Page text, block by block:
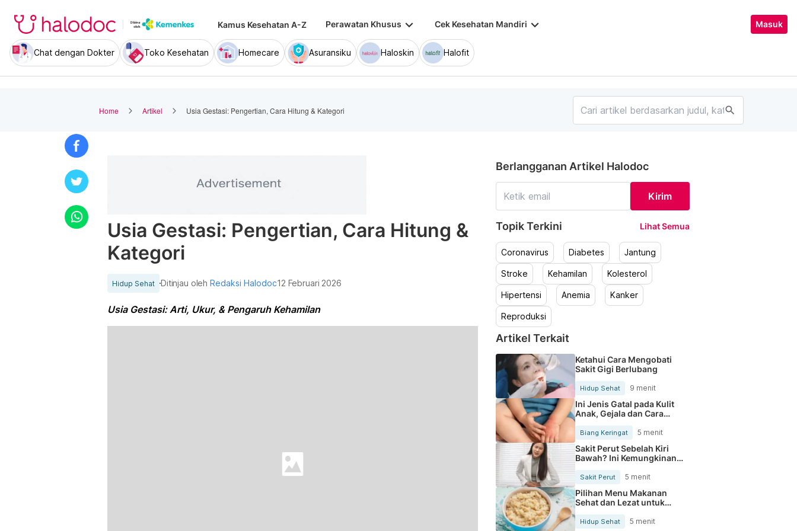
Kamus Kesehatan A-Z Perawatan Khusus keyboard_arrow_down Cek Kesehatan Mandiri keyboard_arrow_down Masuk
Chat dengan Dokter Toko Kesehatan Homecare Asuransiku Haloskin Halofit
Home Artikel Usia Gestasi: Pengertian, Cara Hitung & Kategori search
Usia Gestasi: Pengertian, Cara Hitung &
Kategori
Hidup Sehat Ditinjau olehRedaksi Halodoc12 Februari 2026
Usia Gestasi: Arti, Ukur, & Pengaruh Kehamilan
Berlangganan Artikel Halodoc
Kirim
Topik Terkini Lihat Semua
Coronavirus Diabetes Jantung
Stroke Kehamilan Kolesterol
Hipertensi Anemia Kanker
Reproduksi
Artikel Terkait
Ketahui Cara Mengobati
Sakit Gigi Berlubang
Hidup Sehat 9 menit
Ini Jenis Gatal pada Kulit
Anak, Gejala dan Cara
Mengobatinya
Biang Keringat 5 menit
Sakit Perut Sebelah Kiri
Bawah? Ini Kemungkinan
Sakit Perut 5 menit
Pilihan Menu Makanan
Sehat dan Lezat untuk
Mengurangi Kolesterol
Hidup Sehat 5 menit